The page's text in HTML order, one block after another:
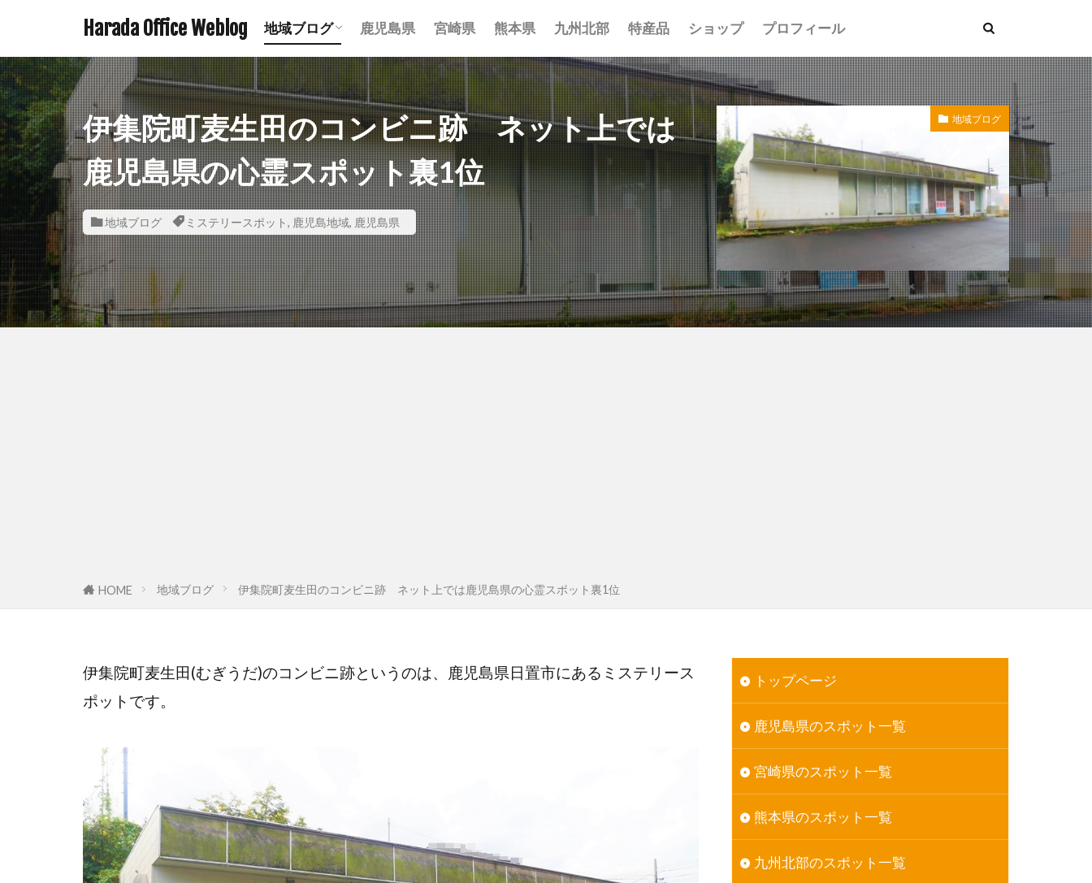
Harada Office Weblog 地域ブログ
アニメ聖地記事 まとめ
ミステリースポット まとめ
珍スポット まとめ
遺構探訪記事 まとめ
鉄道関連記事 まとめ
ダムの記事 まとめ
鹿児島の神社一覧
宮崎の神社一覧
熊本の神社一覧
鹿児島県 宮崎県 熊本県 九州北部 特産品 ショップ プロフィール
伊集院町麦生田のコンビニ跡 ネット上では
鹿児島県の心霊スポット裏1位
地域ブログ ミステリースポット, 鹿児島地域, 鹿児島県
地域ブログ
HOME 地域ブログ 伊集院町麦生田のコンビニ跡 ネット上では鹿児島県の心霊スポット裏1位
伊集院町麦生田(むぎうだ)のコンビニ跡というのは、鹿児島県日置市にあるミステリース
ポットです。
トップページ
鹿児島県のスポット一覧
宮崎県のスポット一覧
熊本県のスポット一覧
九州北部のスポット一覧